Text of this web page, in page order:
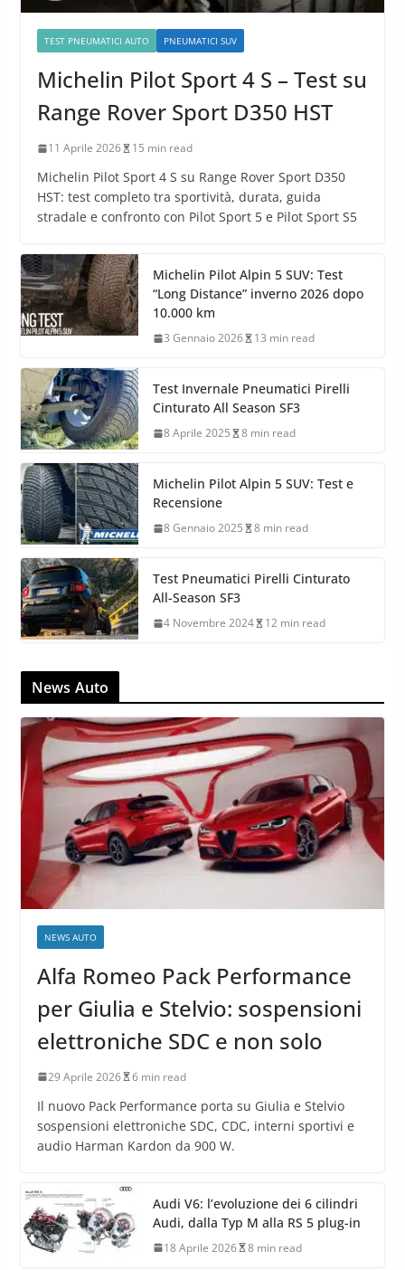
TEST PNEUMATICI AUTO PNEUMATICI SUV
Michelin Pilot Sport 4 S – Test su
Range Rover Sport D350 HST
11 Aprile 2026 15 min read
Michelin Pilot Sport 4 S su Range Rover Sport D350
HST: test completo tra sportività, durata, guida
stradale e confronto con Pilot Sport 5 e Pilot Sport S5
Michelin Pilot Alpin 5 SUV: Test
“Long Distance” inverno 2026 dopo
10.000 km
3 Gennaio 2026 13 min read
Test Invernale Pneumatici Pirelli
Cinturato All Season SF3
8 Aprile 2025 8 min read
Michelin Pilot Alpin 5 SUV: Test e
Recensione
8 Gennaio 2025 8 min read
Test Pneumatici Pirelli Cinturato
All-Season SF3
4 Novembre 2024 12 min read
News Auto
NEWS AUTO
Alfa Romeo Pack Performance
per Giulia e Stelvio: sospensioni
elettroniche SDC e non solo
29 Aprile 2026 6 min read
Il nuovo Pack Performance porta su Giulia e Stelvio
sospensioni elettroniche SDC, CDC, interni sportivi e
audio Harman Kardon da 900 W.
Audi V6: l’evoluzione dei 6 cilindri
Audi, dalla Typ M alla RS 5 plug-in
18 Aprile 2026 8 min read